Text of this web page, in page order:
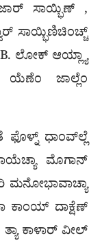
ಸಾಯ್ಭಿಣ್ ,
ಸಾಯ್ಭಿಣಿಚಿಂಚ್ಚ್
ಲೋಕ್ ಆಯ್ಲ್ಯಾ
ಯೆಣೆಂ ಜಾಲ್ಲೆಂ
ಫೊಳ್ನ್ ಧಾಂವ್‌ಲ್ಲೆ
ಮೊಗಾನ್
ಮನೋಭಾವಾಚ್ಯಾ
ಕಾಂಯ್ ದಾಕ್ಷೆಣ್
ಕಾಳಾರ್ ವೀಲ್